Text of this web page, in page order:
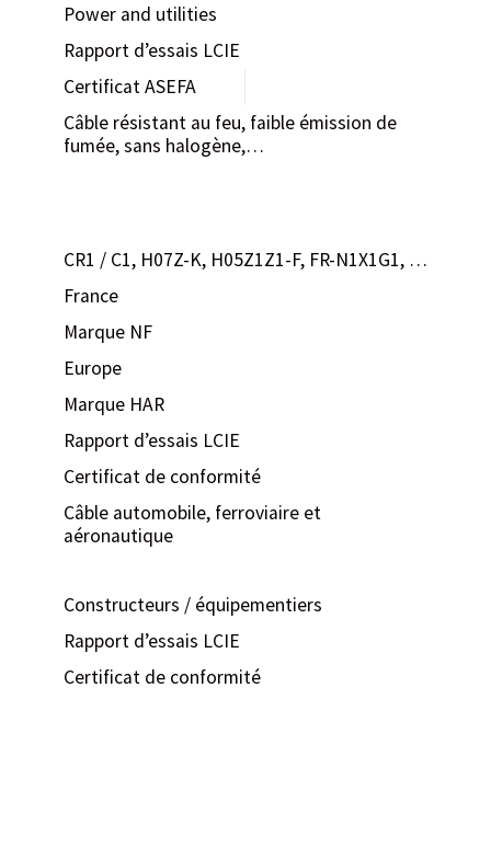
Power and utilities
Rapport d’essais LCIE
Certificat ASEFA
Câble résistant au feu, faible émission de
fumée, sans halogène,…
CR1 / C1, H07Z-K, H05Z1Z1-F, FR-N1X1G1, …
France
Marque NF
Europe
Marque HAR
Rapport d’essais LCIE
Certificat de conformité
Câble automobile, ferroviaire et
aéronautique
Constructeurs / équipementiers
Rapport d’essais LCIE
Certificat de conformité